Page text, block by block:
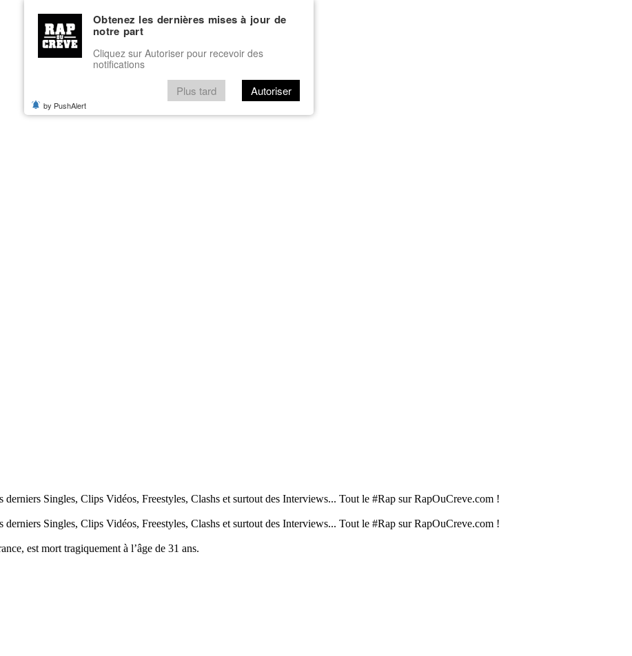
Singles, Clips Vidéos, Freestyles, Clashs et surtout des Interviews... Tout le #Rap sur RapOuCreve.com !
Singles, Clips Vidéos, Freestyles, Clashs et surtout des Interviews... Tout le #Rap sur RapOuCreve.com !
est mort tragiquement à l’âge de 31 ans.
Obtenez les dernières mises à jour de
notre part
Cliquez sur Autoriser pour recevoir des
notifications
Plus tard Autoriser
by PushAlert